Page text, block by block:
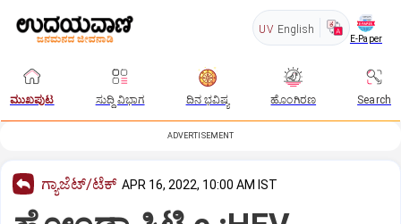
UV English
E-Paper
ಮುಖಪುಟ ಸುದ್ದಿ ವಿಭಾಗ ದಿನ ಭವಿಷ್ಯ ಹೊಂಗಿರಣ Search
ADVERTISEMENT
ಗ್ಯಾಜೆಟ್/ಟೆಕ್ APR 16, 2022, 10:00 AM IST